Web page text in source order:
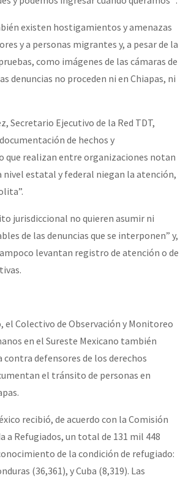
existen hostigamientos y amenazas
y a personas migrantes y, a pesar de la
como imágenes de las cámaras de
denuncias no proceden ni en Chiapas, ni
Secretario Ejecutivo de la Red TDT,
de hechos y
que realizan entre organizaciones notan
nivel estatal y federal niegan la atención,
jurisdiccional no quieren asumir ni
de las denuncias que se interponen” y,
levantan registro de atención o de
el Colectivo de Observación y Monitoreo
en el Sureste Mexicano también
defensores de los derechos
el tránsito de personas en
recibió, de acuerdo con la Comisión
a Refugiados, un total de 131 mil 448
de la condición de refugiado:
(36,361), y Cuba (8,319). Las